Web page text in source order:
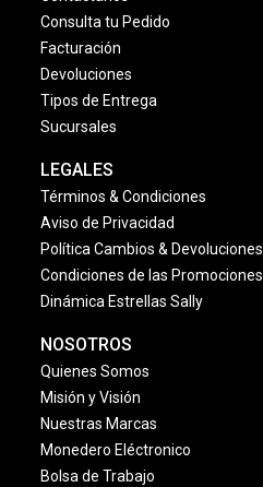
Consulta tu Pedido
Facturación
Devoluciones
Tipos de Entrega
Sucursales
LEGALES
Términos & Condiciones
Aviso de Privacidad
Política Cambios & Devoluciones
Condiciones de las Promociones
Dinámica Estrellas Sally
NOSOTROS
Quienes Somos
Misión y Visión
Nuestras Marcas
Monedero Eléctronico
Bolsa de Trabajo